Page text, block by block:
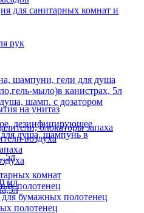
для санитарных комнат и
рук
на унитаз
шампуни, гели для душа
мыло)в канистрах, 5л
шамп. с дозатором
дезинфицирующее
душа, шампунь в
5л
блокаторы запаха
воздуха
мл
комнат
полотенец
бумажных полотенец
полотенец